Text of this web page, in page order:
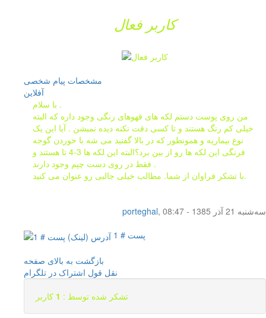
کاربر فعال
مشخصات پیام شخصی
آفلاين
با سلام .
من روی پوست دستم لکه های قهوهای رنگی وجود داره که البته
خیلی کم رنگ هستند و تا کسی دقت نکنه دیده نمیشن . آیا این یک
نوع بیماریه و همونطور که در بالا گفتید می شه با خوردن گوجه
فرنگی این لکه ها رو از بین برد؟البته این لکه ها 3-4 تا هستند و
فقط در روی دست چپم وجود دارند .
با تشکر فراوان از شما. مطالب خیلی جالبی رو عنوان می کنید.
porteghal,
سه‌شنبه 21 آذر 1385 - 08:47
پست # 1
بازگشت به بالای صفحه
نقل قول اشتراک در تلگرام
تشکر شده توسط : 1 کاربر